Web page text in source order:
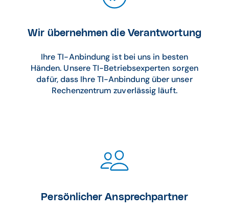
Wir übernehmen die Verantwortung
Ihre TI-Anbindung ist bei uns in besten
Händen. Unsere TI-Betriebsexperten sorgen
dafür, dass Ihre TI-Anbindung über unser
Rechenzentrum zuverlässig läuft.
Persönlicher Ansprechpartner